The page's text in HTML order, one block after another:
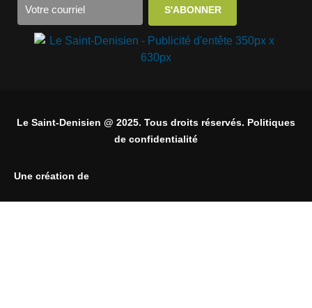
Le Saint-Denisien @ 2025. Tous droits réservés. Politiques
de confidentialité
Une création de